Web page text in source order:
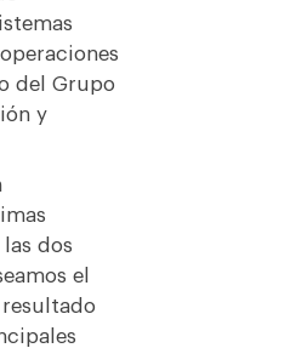
del Grupo
y
dos
el